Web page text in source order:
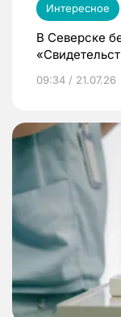
Интересное
В Северске
09:34 / 21.07.26